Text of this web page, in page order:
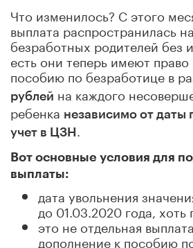
Что изменилось? С этого
выплата распространилась
безработных родителей без
есть они теперь имеют право
пособию по безработице в
рублей на каждого
ребенка независимо от даты
учет в ЦЗН
Вот основные условия для
выплаты:
дата увольнения
до 01.03.2020 года, хоть
это не отдельная
дополнение к пособию